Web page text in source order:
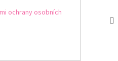
ochrany osobních